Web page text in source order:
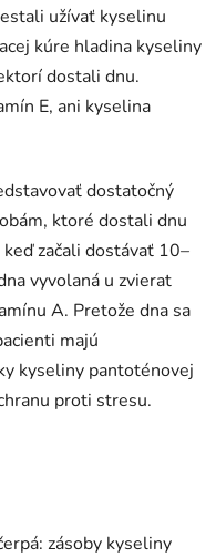
užívať kyselinu
kúre hladina kyseliny
dostali dnu.
E, ani kyselina
dostatočný
ktoré dostali dnu
začali dostávať 10–
vyvolaná u zvierat
A. Pretože dna sa
majú
kyseliny pantoténovej
proti stresu.
zásoby kyseliny